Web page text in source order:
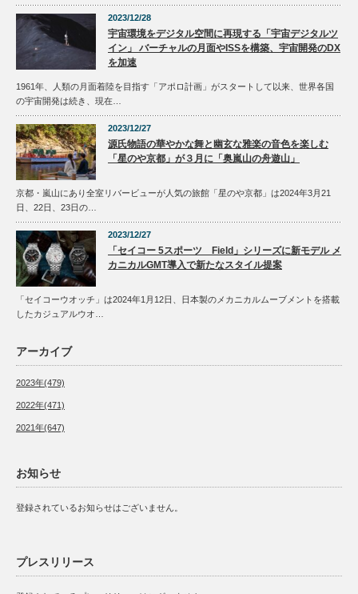
2023/12/28
宇宙環境をデジタル空間に再現する「宇宙デジタルツ
イン」 バーチャルの月面やISSを構築、宇宙開発のDX
を加速
1961年、人類の月面着陸を目指す「アポロ計画」がスタートして以来、世界各国
の宇宙開発は続き、現在…
2023/12/27
源氏物語の華やかな舞と幽玄な雅楽の音色を楽しむ
「星のや京都」が３月に「奥嵐山の舟遊山」
京都・嵐山にあり全室リバービューが人気の旅館「星のや京都」は2024年3月21
日、22日、23日の…
2023/12/27
「セイコー 5スポーツ Field」シリーズに新モデル メ
カニカルGMT導入で新たなスタイル提案
「セイコーウオッチ」は2024年1月12日、日本製のメカニカルムーブメントを搭載
したカジュアルウオ…
アーカイブ
2023年(479)
2022年(471)
2021年(647)
お知らせ
登録されているお知らせはございません。
プレスリリース